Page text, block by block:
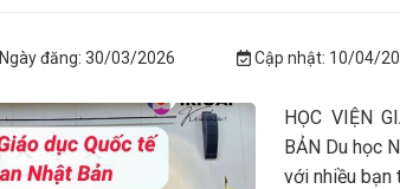
Ngày đăng:30/03/2026 Cập nhật: 10/04/
HỌC VIỆN
BẢN Du học
với nhiều bạn